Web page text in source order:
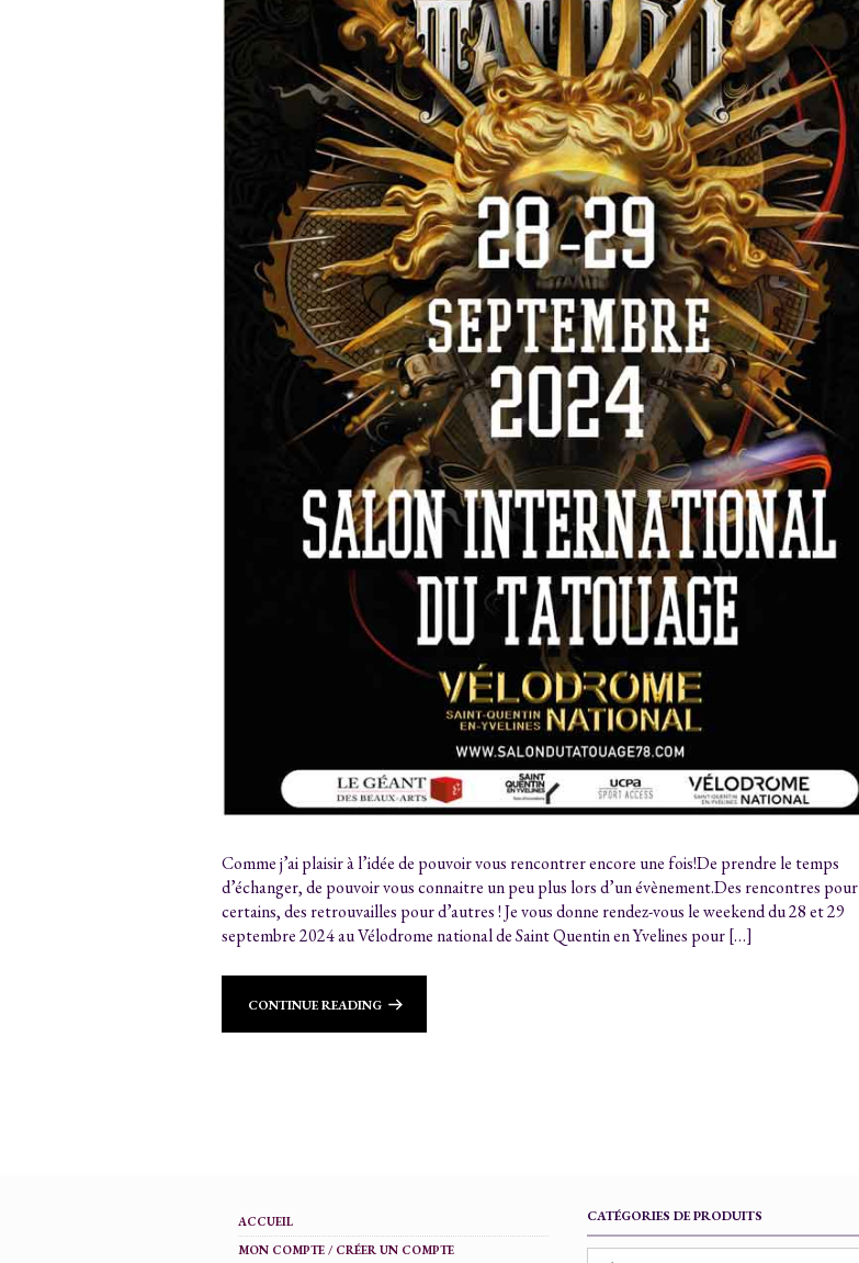
Comme j’ai plaisir à l’idée de pouvoir vous rencontrer encore une fois!De prendre le temps
d’échanger, de pouvoir vous connaitre un peu plus lors d’un évènement.Des rencontres pour
certains, des retrouvailles pour d’autres ! Je vous donne rendez-vous le weekend du 28 et 29
septembre 2024 au Vélodrome national de Saint Quentin en Yvelines pour […]
CONTINUE READING
ACCUEIL
MON COMPTE / CRÉER UN COMPTE
CATÉGORIES DE PRODUITS